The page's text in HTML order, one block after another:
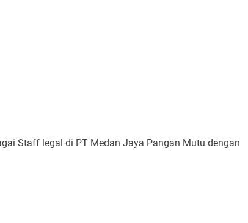
Staff legal di PT Medan Jaya Pangan Mutu dengan